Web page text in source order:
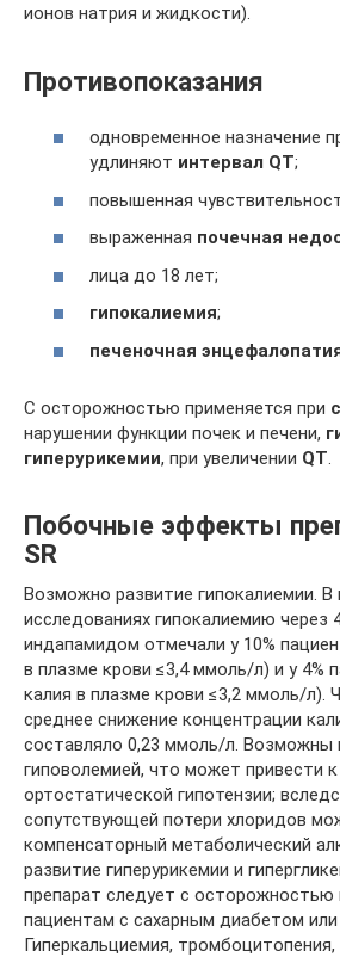
ионов натрия и жидкости).
Противопоказания
одновременное назначение
удлиняют интервал QT;
повышенная
выраженная почечная
лица до 18 лет;
гипокалиемия;
печеночная
С осторожностью применяется при
нарушении функции почек и печени,
гиперурикемии, при увеличении QT.
Побочные эффекты
SR
Возможно развитие гипокалиемии. В
исследованиях гипокалиемию через
индапамидом отмечали у 10%
в плазме крови ≤3,4 ммоль/л) и у 4%
калия в плазме крови ≤3,2 ммоль/л).
среднее снижение концентрации
составляло 0,23 ммоль/л. Возможны
гиповолемией, что может привести
ортостатической гипотензии;
сопутствующей потери хлоридов
компенсаторный метаболический
развитие гиперурикемии и
препарат следует с осторожностью
пациентам с сахарным диабетом или
Гиперкальциемия, тромбоцитопения,